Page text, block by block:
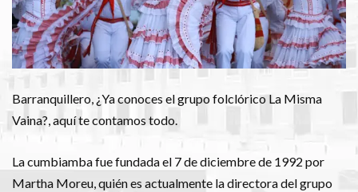
Barranquillero, ¿Ya conoces el grupo folclórico La Misma
Vaina?, aquí te contamos todo.
La cumbiamba fue fundada el 7 de diciembre de 1992 por
Martha Moreu, quién es actualmente la directora del grupo